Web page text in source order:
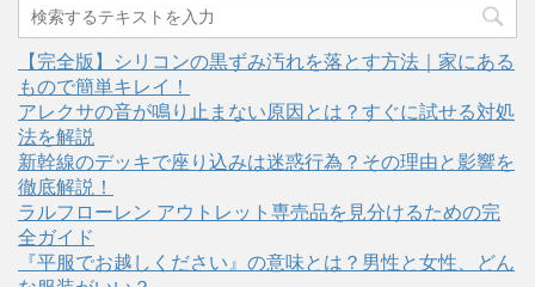
【完全版】シリコンの黒ずみ汚れを落とす方法｜家にある
もので簡単キレイ！
アレクサの音が鳴り止まない原因とは？すぐに試せる対処
法を解説
新幹線のデッキで座り込みは迷惑行為？その理由と影響を
徹底解説！
ラルフローレン アウトレット専売品を見分けるための完
全ガイド
『平服でお越しください』の意味とは？男性と女性、どん